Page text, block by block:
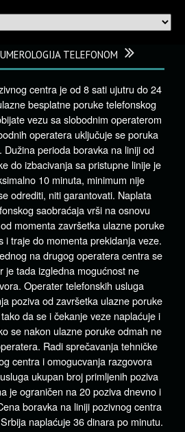
TELEFONOM
centra je od 8 sati ujutru do 24
besplatne poruke telefonskog
vezu sa slobodnim operaterom
operatera uključuje se poruka
perioda boravka na liniji od
do izbacivanja sa pristupne linije je
10 minuta, minimum nije
odrediti, niti garantovati. Naplata
saobraćaja vrši na osnovu
momenta završetka ulazne poruke
i traje do momenta prekidanja veze.
na drugog operatera centra se
je tada izgledna mogućnost ne
Operater telefonskih usluga
poziva od završetka ulazne poruke
da se i čekanje veze naplaćuje i
se nakon ulazne poruke odmah ne
Radi sprečavanja tehničke
centra i omogucvanja razgovora
ukupan broj primljenih poziva
je ograničen na 20 poziva dnevno i
boravka na liniji pozivnog centra
naplaćuje 36 dinara po minutu.